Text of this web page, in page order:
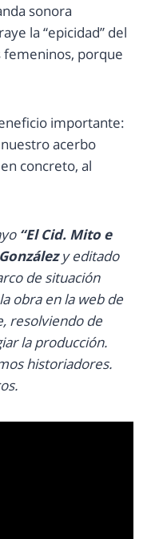
sonora
la “epicidad” del
femeninos, porque
importante:
acerbo
concreto, al
“El Cid. Mito e
y editado
de situación
obra en la web de
resolviendo de
la producción.
historiadores.